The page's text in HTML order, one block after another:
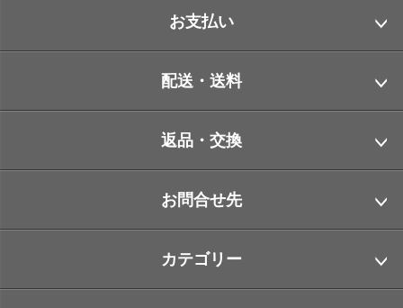
お支払い
配送・送料
返品・交換
お問合せ先
カテゴリー